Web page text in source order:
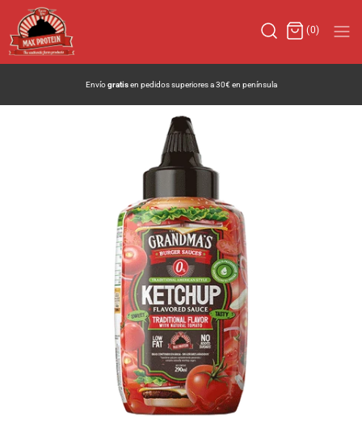
(0)
Bienvenidos a lanueva webde Max Protein®